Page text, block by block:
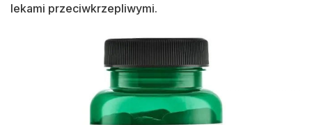
lekami przeciwkrzepliwymi.